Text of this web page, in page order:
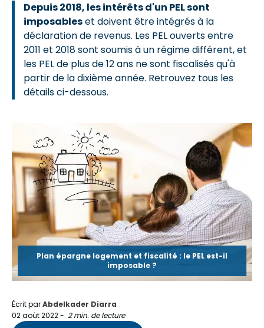
Depuis 2018, les intérêts d'un PELsont
imposableset doivent être intégrés à la
déclaration de revenus. Les PEL ouverts entre
2011 et 2018 sont soumis à un régime différent, et
les PEL de plus de 12 ans ne sont fiscalisés qu'à
partir de la dixième année. Retrouvez tous les
détails ci-dessous.
Plan épargne logement et fiscalité : le PEL est-il
imposable ?
Écrit parAbdelkader Diarra
02 août 2022- 2 min. de lecture